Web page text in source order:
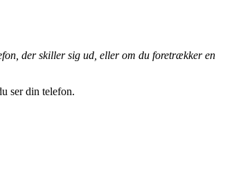
der skiller sig ud, eller om du foretrækker en
ser din telefon.